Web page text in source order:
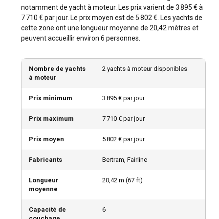
les Caraïbes et aux Bahamas est entre décembre et avril.
Profitez des offres hors saison de mai à novembre et
découvrez les attractions principales avec moins de foule.
La région offre un bel été toute l'année, en faisant une
Quelles sont les conditions météorologiques et de
Les Caraïbes et les Bahamas bénéficient d'un climat
et des courants légers. Les précipitations sont
accueillante tout au long de l'année. Ces conditions
et remplie de plaisir.
Comment explorer l'histoire et la culture des
Du festival vibrant Junkanoo des Bahamas aux sites
notamment de yacht à moteur. Les prix varient de 3 895 € à
7 710 € par jour. Le prix moyen est de 5 802 €. Les yachts de
cette zone ont une longueur moyenne de 20,42 mètres et
peuvent accueillir environ 6 personnes.
Nombre de yachts
à moteur
2 yachts à moteur disponibles
Prix minimum 3 895 € par jour
Prix maximum 7 710 € par jour
Prix moyen 5 802 € par jour
Fabricants Bertram, Fairline
Longueur
moyenne
20,42 m (67 ft)
Capacité de
6